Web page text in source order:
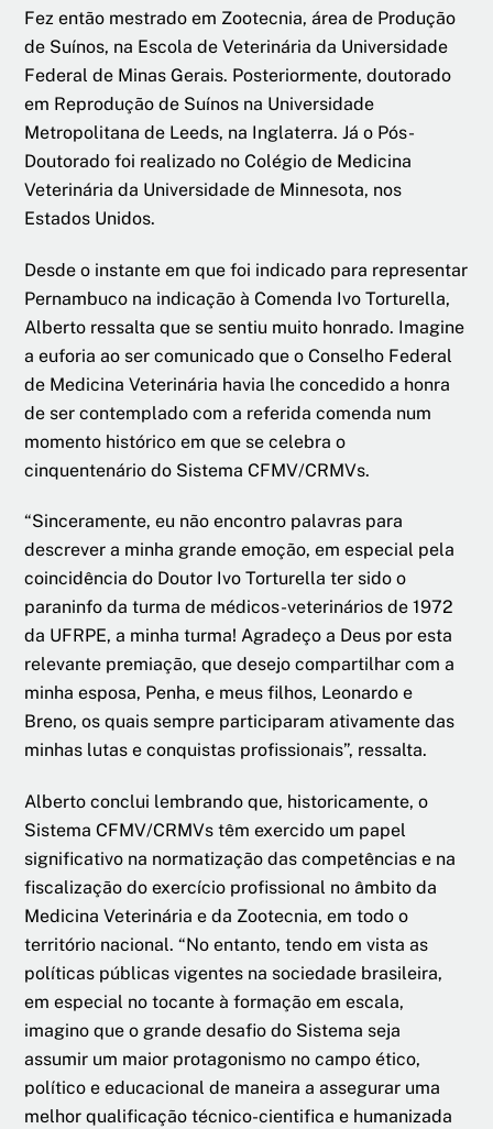
Fez então mestrado em Zootecnia, área de Produção
de Suínos, na Escola de Veterinária da Universidade
Federal de Minas Gerais. Posteriormente, doutorado
em Reprodução de Suínos na Universidade
Metropolitana de Leeds, na Inglaterra. Já o Pós-
Doutorado foi realizado no Colégio de Medicina
Veterinária da Universidade de Minnesota, nos
Estados Unidos.
Desde o instante em que foi indicado para representar
Pernambuco na indicação à Comenda Ivo Torturella,
Alberto ressalta que se sentiu muito honrado. Imagine
a euforia ao ser comunicado que o Conselho Federal
de Medicina Veterinária havia lhe concedido a honra
de ser contemplado com a referida comenda num
momento histórico em que se celebra o
cinquentenário do Sistema CFMV/CRMVs.
“Sinceramente, eu não encontro palavras para
descrever a minha grande emoção, em especial pela
coincidência do Doutor Ivo Torturella ter sido o
paraninfo da turma de médicos-veterinários de 1972
da UFRPE, a minha turma! Agradeço a Deus por esta
relevante premiação, que desejo compartilhar com a
minha esposa, Penha, e meus filhos, Leonardo e
Breno, os quais sempre participaram ativamente das
minhas lutas e conquistas profissionais”, ressalta.
Alberto conclui lembrando que, historicamente, o
Sistema CFMV/CRMVs têm exercido um papel
significativo na normatização das competências e na
fiscalização do exercício profissional no âmbito da
Medicina Veterinária e da Zootecnia, em todo o
território nacional. “No entanto, tendo em vista as
políticas públicas vigentes na sociedade brasileira,
em especial no tocante à formação em escala,
imagino que o grande desafio do Sistema seja
assumir um maior protagonismo no campo ético,
político e educacional de maneira a assegurar uma
melhor qualificação técnico-cientifica e humanizada